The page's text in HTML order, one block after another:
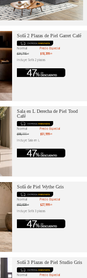
Sofá 2 Plazas de Piel Garret Café
Normal
$34,715.47
Precio Especial
$18,399.20
Incluye: Sofá 2 plazas
Sala en L Derecha de Piel Tood
Café
Normal
$98,111 .70
Precio Especial
$51,999.20
Incluye: Sala en L
Sofá de Piel Wythe Gris
Normal
$52,828
Precio Especial
$27,999.20
Incluye: Sofá 3 plazas
Sofá 3 Plazas de Piel Studio Gris
Normal
Precio Especial